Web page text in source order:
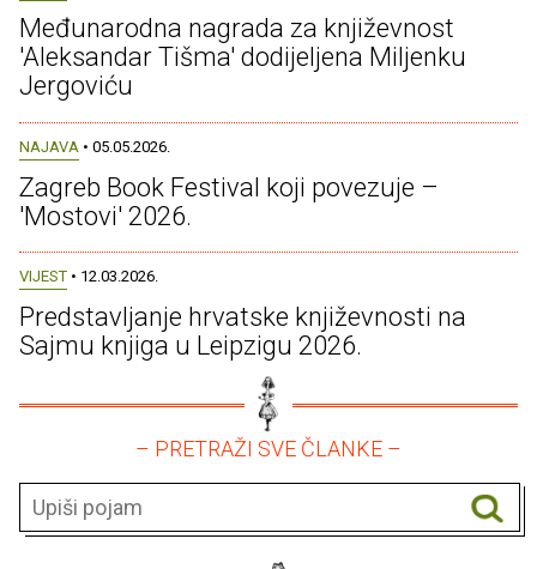
Međunarodna nagrada za književnost
'Aleksandar Tišma' dodijeljena Miljenku
Jergoviću
NAJAVA • 05.05.2026.
Zagreb Book Festival koji povezuje –
'Mostovi' 2026.
VIJEST • 12.03.2026.
Predstavljanje hrvatske književnosti na
Sajmu knjiga u Leipzigu 2026.
– PRETRAŽI SVE ČLANKE –